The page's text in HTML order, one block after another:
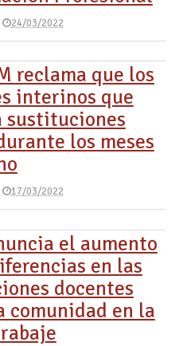
24/03/2022
reclama que los
interinos que
sustituciones
los meses
17/03/2022
el aumento
en las
docentes
comunidad en la